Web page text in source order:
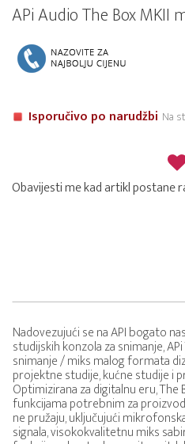
APi Audio The Box MKII
Isporučivo po narudžbi Na
Obavijesti me kad artikl postane
Nadovezujući se na API bogato
studijskih konzola za snimanje,
snimanje / miks malog formata
projektne studije, kućne studije i
Optimizirana za digitalnu eru, The
funkcijama potrebnim za
ne pružaju, uključujući
signala, visokokvalitetnu miks